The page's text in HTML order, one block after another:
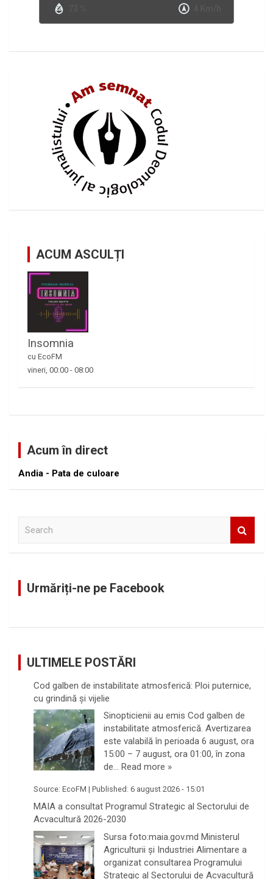
ACUM ASCULȚI
Insomnia
cu EcoFM
vineri, 00:00 - 08:00
Acum în direct
Andia - Pata de culoare
Urmăriți-ne pe Facebook
ULTIMELE POSTĂRI
Cod galben de instabilitate atmosferică: Ploi puternice,
cu grindină și vijelie
Sinopticienii au emis Cod galben de
instabilitate atmosferică. Avertizarea
este valabilă în perioada 6 august, ora
15:00 – 7 august, ora 01:00, în zona
de… Read more »
Source: EcoFM | Published: 6 august 2026 - 15:01
MAIA a consultat Programul Strategic al Sectorului de
Acvacultură 2026-2030
Sursa foto:maia.gov.md Ministerul
Agriculturii și Industriei Alimentare a
organizat consultarea Programului
Strategic al Sectorului de Acvacultură